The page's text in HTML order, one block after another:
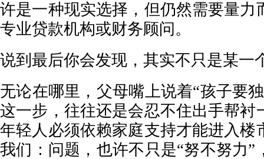
许是一种现实选择，但仍然需要量力
专业贷款机构或财务顾问。
说到最后你会发现，其实不只是某
无论在哪里，父母嘴上说着“孩子要
这一步，往往还是会忍不住出手帮衬
年轻人必须依赖家庭支持才能进入楼
我们：问题，也许不只是“努不努力”